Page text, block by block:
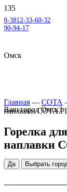
8-3812-33-60-32
90-94-17
Омск
Ваш городОмск?
Да Выбрать
Главная — СОТА
наплавки
Горелка
наплавки